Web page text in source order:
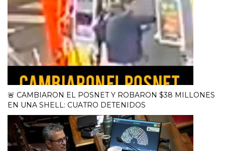
🚨 CAMBIARON EL POSNET Y ROBARON $38 MILLONES
EN UNA SHELL: CUATRO DETENIDOS